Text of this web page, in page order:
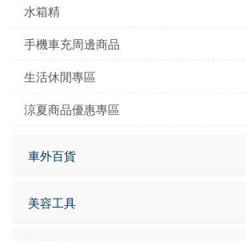
水箱精
手機車充周邊商品
生活休閒專區
涼夏商品優惠專區
車外百貨
美容工具